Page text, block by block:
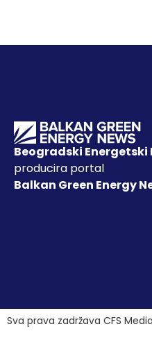
Beogradski Energetski
producira portal
Balkan Green Energy
Sva prava zadržava CFS